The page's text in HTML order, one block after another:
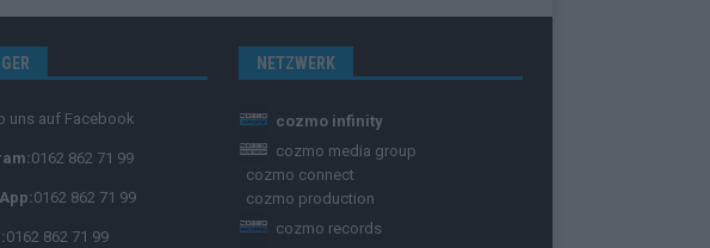
uns auf Facebook
0162 862 71 99
0162 862 71 99
0162 862 71 99
NETZWERK
cozmo infinity
cozmo media group
cozmo connect
cozmo production
cozmo records